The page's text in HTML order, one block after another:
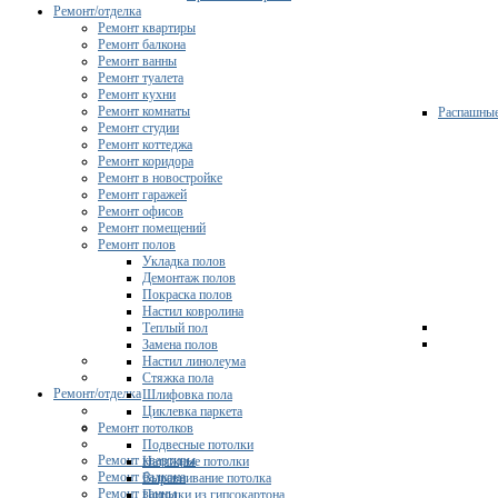
Ремонт/отделка
Ремонт квартиры
Ремонт балкона
Ремонт ванны
Ремонт/отделка
Ремонт квартиры
Ремонт балкона
Ремонт ванны
Ремонт туалета
Ремонт кухни
Ремонт комнаты
Ремонт студии
Ремонт коттеджа
Ремонт коридора
Ремонт в новостройке
Ремонт гаражей
Ремонт офисов
Ремонт помещений
Ремонт полов
Укладка полов
Демонтаж полов
Покраска полов
Настил ковролина
Теплый пол
Замена полов
Настил линолеума
Стяжка пола
Шлифовка пола
Циклевка паркета
Ремонт потолков
Подвесные потолки
Натяжные потолки
Выравнивание потолка
Потолки из гипсокартона